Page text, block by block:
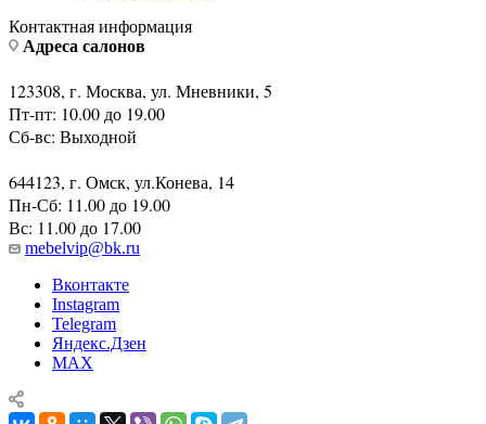
Контактная информация
Адреса салонов
123308, г. Москва, ул. Мневники, 5
Пт-пт: 10.00 до 19.00
Сб-вс: Выходной
644123, г. Омск, ул.Конева, 14
Пн-Сб: 11.00 до 19.00
Вс: 11.00 до 17.00
mebelvip@bk.ru
Вконтакте
Instagram
Telegram
Яндекс.Дзен
MAX